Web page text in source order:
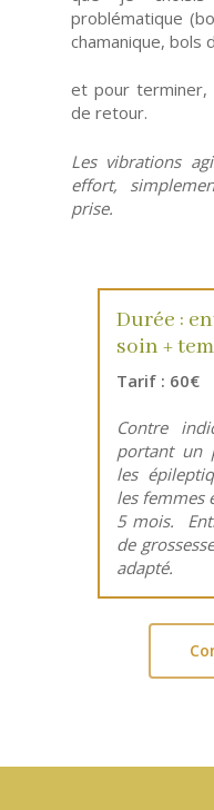
problématique
chamanique, bols
et pour terminer,
de retour.
Les vibrations
effort,
prise.
Durée :
soin +
Tarif : 60€
Contre
portant un
les
les femmes
5 mois.
de
adapté.